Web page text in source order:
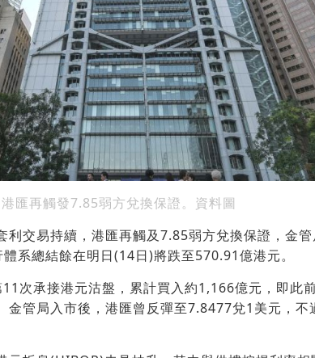
港匯再觸發7.85弱方兌換保證。資料圖
利交易持續，港匯再觸及7.85弱方兌換保證，金
系總結餘在明日(14日)將跌至570.91億港元。
次承接港元沽盤，累計買入約1,166億元，即此
金管局入市後，港匯曾反彈至7.8477兌1美元，